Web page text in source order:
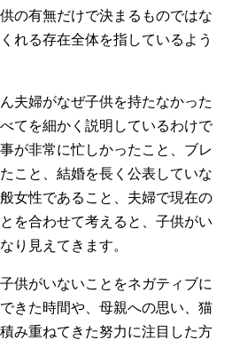
の有無だけで決まるものではな
れる存在全体を指しているよう
夫婦がなぜ子供を持たなかった
てを細かく説明しているわけで
が非常に忙しかったこと、ブレ
こと、結婚を長く公表していな
女性であること、夫婦で現在の
を合わせて考えると、子供がい
り見えてきます。
供がいないことをネガティブに
きた時間や、母親への思い、猫
み重ねてきた努力に注目した方